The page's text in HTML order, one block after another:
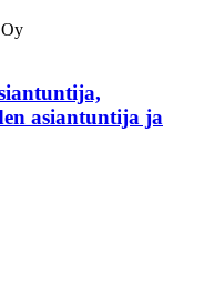
asiantuntija ja